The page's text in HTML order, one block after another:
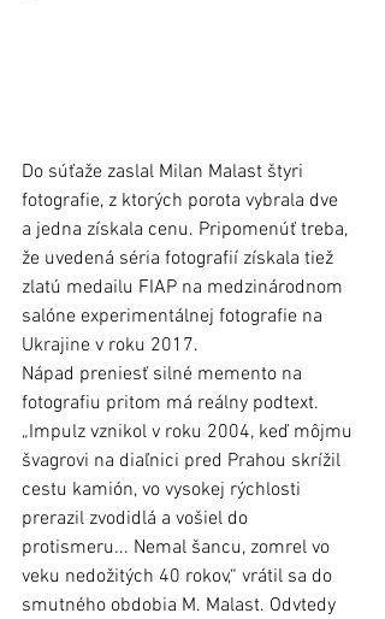
Do súťaže zaslal Milan Malast štyri
fotografie, z ktorých porota vybrala dve
a jedna získala cenu. Pripomenúť treba,
že uvedená séria fotografií získala tiež
zlatú medailu FIAP na medzinárodnom
salóne experimentálnej fotografie na
Ukrajine v roku 2017.
Nápad preniesť silné memento na
fotografiu pritom má reálny podtext.
„Impulz vznikol v roku 2004, keď môjmu
švagrovi na diaľnici pred Prahou skrížil
cestu kamión, vo vysokej rýchlosti
prerazil zvodidlá a vošiel do
protismeru... Nemal šancu, zomrel vo
veku nedožitých 40 rokov,“ vrátil sa do
smutného obdobia M. Malast. Odvtedy